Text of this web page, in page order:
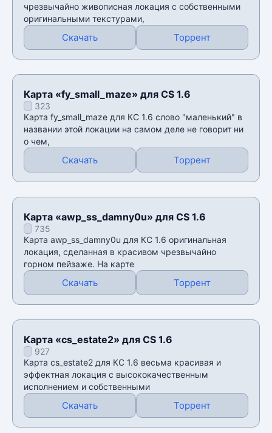
чрезвычайно живописная локация с собственными
оригинальными текстурами,
Скачать Торрент
Карта «fy_small_maze» для CS 1.6
323
Карта fy_small_maze для КС 1.6 слово "маленький" в
названии этой локации на самом деле не говорит ни
о чем,
Скачать Торрент
Карта «awp_ss_damny0u» для CS 1.6
735
Карта awp_ss_damny0u для КС 1.6 оригинальная
локация, сделанная в красивом чрезвычайно
горном пейзаже. На карте
Скачать Торрент
Карта «cs_estate2» для CS 1.6
927
Карта cs_estate2 для КС 1.6 весьма красивая и
эффектная локация с высококачественным
исполнением и собственными
Скачать Торрент